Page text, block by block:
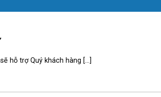
hỗ trợ Quý khách hàng [...]